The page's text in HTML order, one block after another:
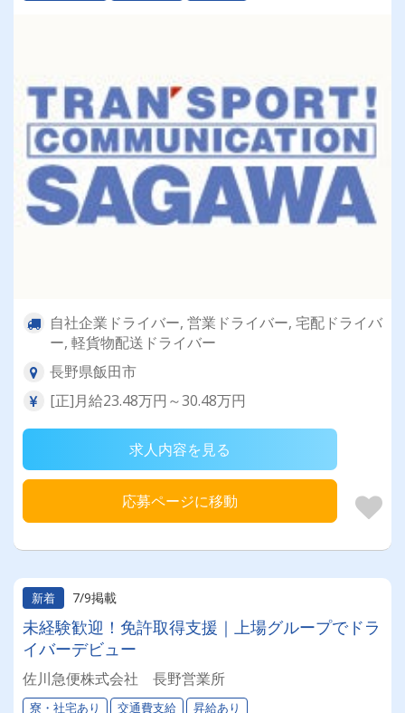
自社企業ドライバー, 営業ドライバー, 宅配ドライバ
ー, 軽貨物配送ドライバー
長野県飯田市
[正]月給23.48万円～30.48万円
求人内容を見る
応募ページに移動
新着 7/9掲載
未経験歓迎！免許取得支援｜上場グループでドラ
イバーデビュー
佐川急便株式会社 長野営業所
寮・社宅あり 交通費支給 昇給あり